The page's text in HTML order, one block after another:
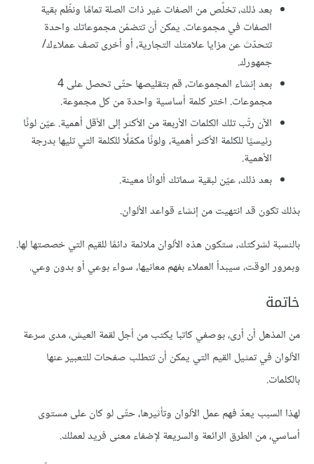
بعد ذلك، تخلّص من الصفات غير ذات الصلة تمامًا ونظّم بقية
الصفات في مجموعات. يمكن أن تتضمّن مجموعاتك واحدة
تتحدّث عن مزايا علامتك التجارية، أو أخرى تصف عملاءك/
جمهورك.
بعد إنشاء المجموعات، قم بتقليصها حتّى تحصل على 4
مجموعات. اختر كلمة أساسية واحدة من كل مجموعة.
الآن رتّب تلك الكلمات الأربعة من الأكثر إلى الأقل أهمية. عيّن لونًا
رئيسيًا للكلمة الأكثر أهمية، ولونًا مكمّلًا للكلمة التي تليها بدرجة
الأهمية.
بعد ذلك، عيّن لبقية سماتك ألوانًا معينة.
بذلك تكون قد انتهيت من إنشاء قواعد الألوان.
بالنسبة لشركتك، ستكون هذه الألوان ملائمة دائمًا للقيم التي خصصتها لها.
وبمرور الوقت، سيبدأ العملاء بفهم معانيها، سواء بوعي أو بدون وعي.
خاتمة
من المذهل أن أرى، بوصفي كاتبا يكتب من أجل لقمة العيش، مدى سرعة
الألوان في تمثيل القيم التي يمكن أن تتطلب صفحات للتعبير عنها
بالكلمات.
لهذا السبب يعدّ فهم عمل الألوان وتأثيرها، حتّى لو كان على مستوى
أساسي، من الطرق الرائعة والسريعة لإضفاء معنى فريد لعملك.